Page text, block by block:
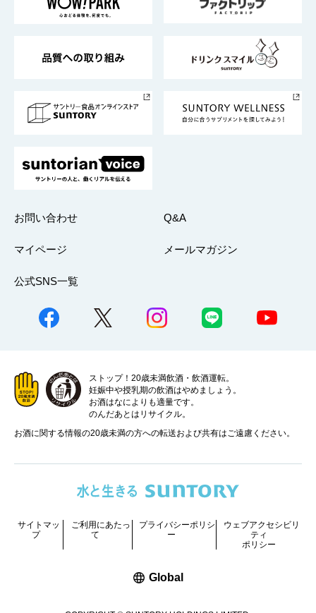
地域情報
サントリーサンバーズ大阪
サントリーが考えるサステナビリティ経営
企業概要
採用情報
お問い合わせ Q&A
マイページ メールマガジン
公式SNS一覧
ストップ！20歳未満飲酒・飲酒運転。
妊娠中や授乳期の飲酒はやめましょう。
お酒はなによりも適量です。
のんだあとはリサイクル。
お酒に関する情報の20歳未満の方への転送および共有はご遠慮ください。
サイトマッ
プ
ご利用にあたっ
て
プライバシーポリシ
ー
ウェブアクセシビリ
ティ
ポリシー
Global新しいウィンドウで開く